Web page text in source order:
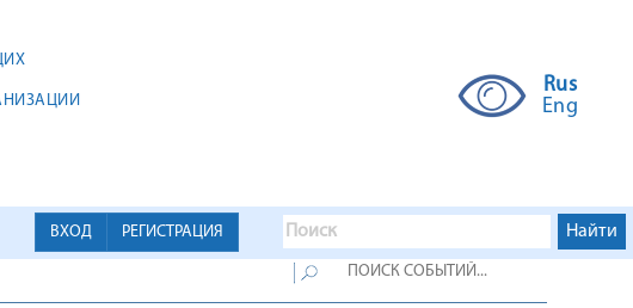
Rus
Eng
ВХОД РЕГИСТРАЦИЯ